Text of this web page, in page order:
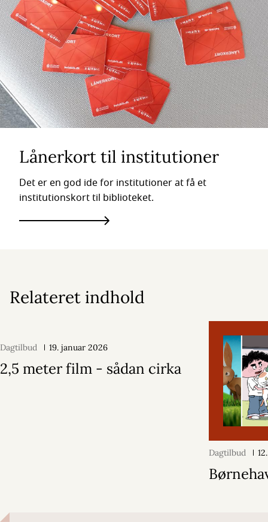
Lånerkort til institutioner
Det er en god ide for institutioner at få et
institutionskort til biblioteket.
Relateret indhold
Dagtilbud 19. januar 2026
2,5 meter film - sådan cirka
Dagtilbud